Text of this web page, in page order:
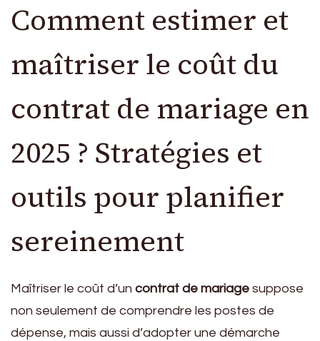
Comment estimer et
maîtriser le coût du
contrat de mariage en
2025 ? Stratégies et
outils pour planifier
sereinement
Maîtriser le coût d’un contrat de mariage suppose
non seulement de comprendre les postes de
dépense, mais aussi d’adopter une démarche